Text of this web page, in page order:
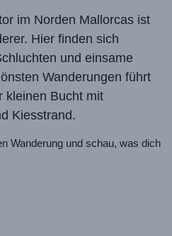
im Norden Mallorcas ist
Hier finden sich
und einsame
Wanderungen führt
kleinen Bucht mit
Kiesstrand.
Wanderung und schau, was dich